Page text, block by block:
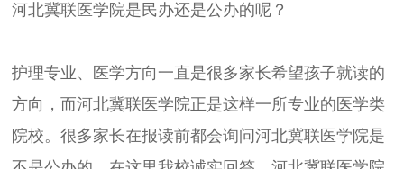
河北冀联医学院是民办还是公办的呢？
护理专业、医学方向一直是很多家长希望孩子就读的
方向，而河北冀联医学院正是这样一所专业的医学类
院校。很多家长在报读前都会询问河北冀联医学院是